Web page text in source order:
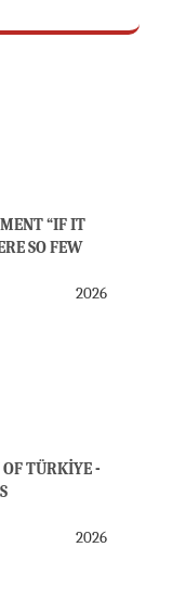
“IF IT
SO FEW
2026
OF TÜRKİYE -
2026